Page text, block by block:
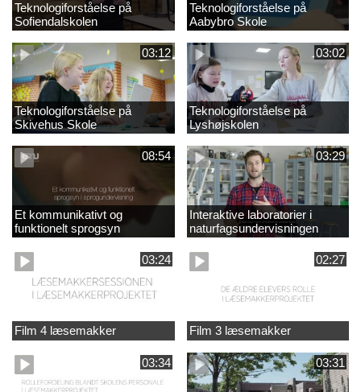
Teknologiforståelse på
Sofiendalskolen
Teknologiforståelse på
Aabybro Skole
03:12
Teknologiforståelse på
Skivehus Skole
03:02
Teknologiforståelse på
Lyshøjskolen
08:54
Et kommunikativt og
funktionelt sprogsyn
03:29
Interaktive laboratorier i
naturfagsundervisningen
03:24
Film 4 læsemakker
02:27
Film 3 læsemakker
03:34 03:31